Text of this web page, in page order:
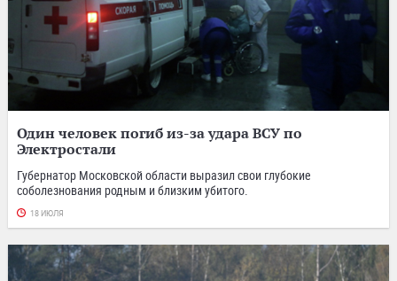
Один человек погиб из-за удара ВСУ по
Электростали
Губернатор Московской области выразил свои глубокие
соболезнования родным и близким убитого.
18 ИЮЛЯ